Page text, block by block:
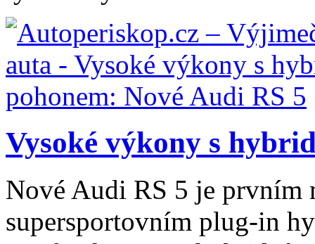
Vysoké výkony s
Nové Audi RS 5 je prvním
supersportovním plug-in